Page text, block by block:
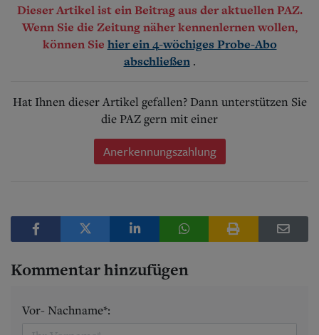
Dieser Artikel ist ein Beitrag aus der aktuellen PAZ.
Wenn Sie die Zeitung näher kennenlernen wollen,
können Sie hier ein 4-wöchiges Probe-Abo
abschließen .
Hat Ihnen dieser Artikel gefallen? Dann unterstützen Sie
die PAZ gern mit einer
Anerkennungszahlung
Kommentar hinzufügen
Vor- Nachname*: